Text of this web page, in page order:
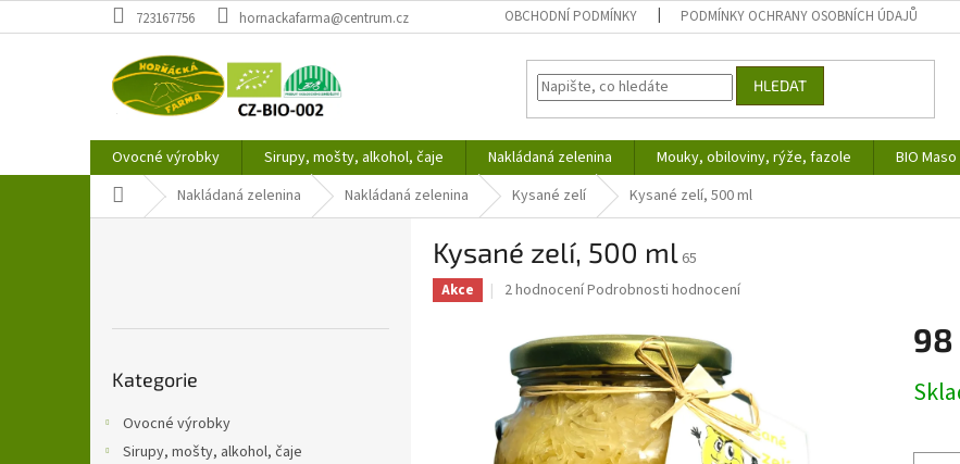
na
723167756 hornackafarma@centrum.cz OBCHODNÍ PODMÍNKY PODMÍNKY OCHRANY OSOBNÍCH ÚDAJŮ
HLEDAT
Ovocné výrobky Sirupy, mošty, alkohol, čaje Nakládaná zelenina Mouky, obiloviny, rýže, fazole BIO Maso
Domů Nakládaná zelenina Nakládaná zelenina Kysané zelí Kysané zelí, 500 ml
kategorie
Kategorie
Ovocné výrobky
Sirupy, mošty, alkohol, čaje
Kysané zelí, 500 ml 65
Akce
Průměrné
je
5,0
5
hvězdiček.
2 hodnoceníPodrobnosti hodnocení
98
cena: